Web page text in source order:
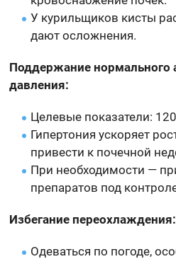
У курильщиков кисты
дают осложнения.
Поддержание нормального
давления:
Целевые показатели:
Гипертония ускоряет
привести к почечной
При необходимости —
препаратов под
Избегание переохлаждения:
Одеваться по погоде,